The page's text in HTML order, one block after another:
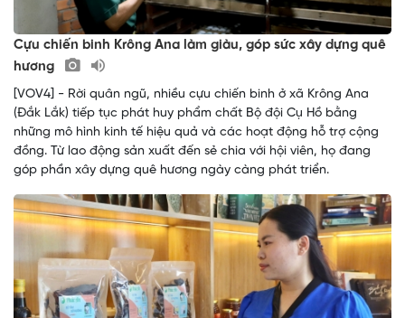
Cựu chiến binh Krông Ana làm giàu, góp sức xây dựng quê
hương
[VOV4] - Rời quân ngũ, nhiều cựu chiến binh ở xã Krông Ana
(Đắk Lắk) tiếp tục phát huy phẩm chất Bộ đội Cụ Hồ bằng
những mô hình kinh tế hiệu quả và các hoạt động hỗ trợ cộng
đồng. Từ lao động sản xuất đến sẻ chia với hội viên, họ đang
góp phần xây dựng quê hương ngày càng phát triển.